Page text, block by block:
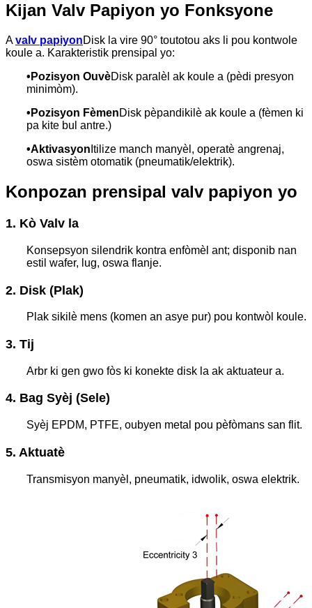
Kijan Valv Papiyon yo Fonksyone
Avalv papiyonDisk la vire 90° toutotou aks li pou kontwole
koule a. Karakteristik prensipal yo:
• Pozisyon OuvèDisk paralèl ak koule a (pèdi presyon
minimòm).
• Pozisyon FèmenDisk pèpandikilè ak koule a (fèmen ki
pa kite bul antre.)
•Aktivasyon Itilize manch manyèl, operatè angrenaj,
oswa sistèm otomatik (pneumatik/elektrik).
Konpozan prensipal valv papiyon yo
1. Kò Valv la
Konsepsyon silendrik kontra enfòmèl ant; disponib nan
estil wafer, lug, oswa flanje.
2. Disk (Plak)
Plak sikilè mens (komen an asye pur) pou kontwòl koule.
3. Tij
Arbr ki gen gwo fòs ki konekte disk la ak aktuateur a.
4. Bag Syèj (Sele)
Syèj EPDM, PTFE, oubyen metal pou pèfòmans san flit.
5. Aktuatè
Transmisyon manyèl, pneumatik, idwolik, oswa elektrik.